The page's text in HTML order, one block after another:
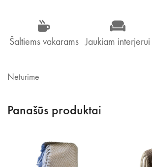
Šaltiems vakarams Jaukiam interjerui
Neturime
Panašūs produktai